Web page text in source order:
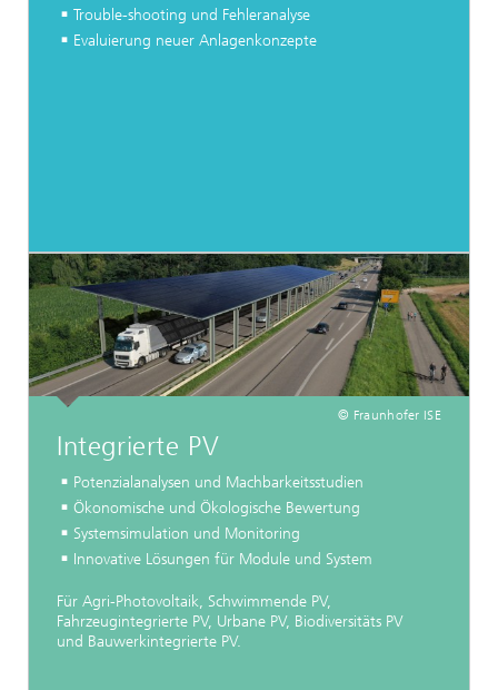
Trouble-shooting und Fehleranalyse
Evaluierung neuer Anlagenkonzepte
© Fraunhofer ISE
Integrierte PV
Potenzialanalysen und Machbarkeitsstudien
Ökonomische und Ökologische Bewertung
Systemsimulation und Monitoring
Innovative Lösungen für Module und System
Für Agri-Photovoltaik, Schwimmende PV,
Fahrzeugintegrierte PV, Urbane PV, Biodiversitäts PV
und Bauwerkintegrierte PV.